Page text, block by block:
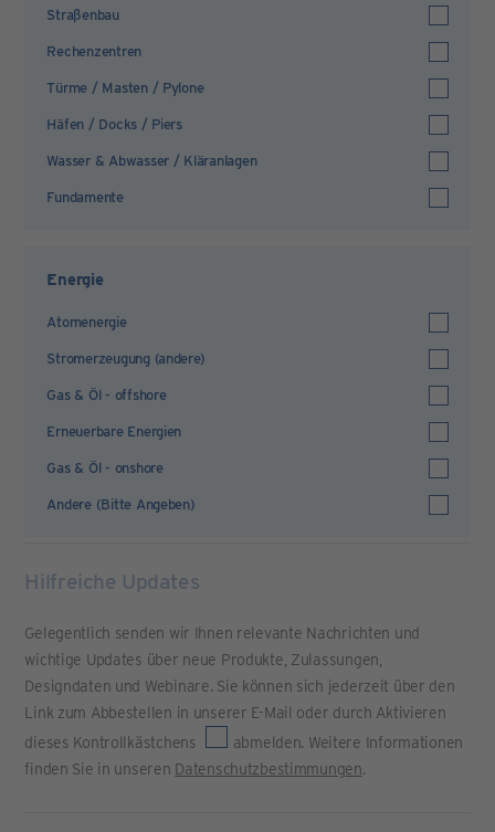
Straßenbau
Rechenzentren
Türme / Masten / Pylone
Häfen / Docks / Piers
Wasser & Abwasser / Kläranlagen
Fundamente
Energie
Atomenergie
Stromerzeugung (andere)
Gas & Öl - offshore
Erneuerbare Energien
Gas & Öl - onshore
Andere (Bitte Angeben)
Hilfreiche Updates
Gelegentlich senden wir Ihnen relevante Nachrichten und
wichtige Updates über neue Produkte, Zulassungen,
Designdaten und Webinare. Sie können sich jederzeit über den
Link zum Abbestellen in unserer E-Mail oder durch Aktivieren
dieses Kontrollkästchens
abmelden. Weitere Informationen
finden Sie in unseren Datenschutzbestimmungen.